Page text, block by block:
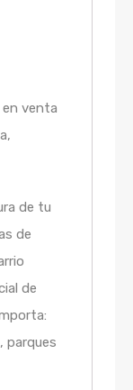
venta
de tu
de
de
parques